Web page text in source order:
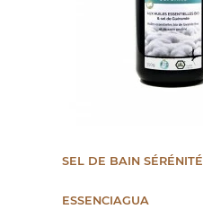
SEL DE BAIN SÉRÉNITÉ
ESSENCIAGUA